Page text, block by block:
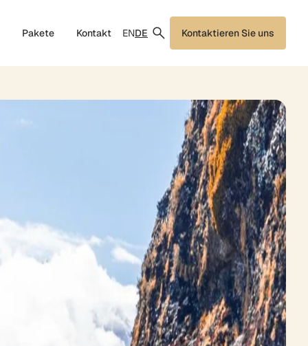
Pakete Kontakt ENDE Kontaktieren Sie uns